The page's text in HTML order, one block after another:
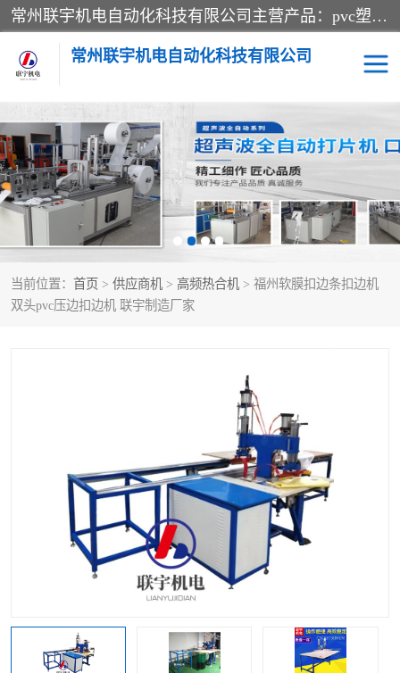
常州联宇机电自动化科技有限公司主营产品：pvc塑料焊机、高频热合机、软膜天花压边机、服装布料凹凸压花机、布料3d压印设备、服装植胶设备、超声波布料花边机、无纺布热合机、全自动压花机。
常州联宇机电自动化科技有限公司
当前位置： 首页 > 供应商机 > 高频热合机 > 福州软膜扣边条扣边机
双头pvc压边扣边机 联宇制造厂家
压花定型机以及压花模具 超声波热合机
高频热合机 超声波花边机
超声波复合压花机 凹凸压花机压标机
3040凹凸压花机 双头服装凹凸压花机
自动超声波打片成型机
海绵产品成型机